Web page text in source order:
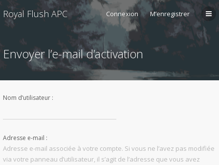
Royal Flush APC Connexion M’enregistrer
Envoyer l’e-mail d’activation
Nom d’utilisateur :
Adresse e-mail :
Adresse e-mail associée à votre compte. Si vous ne l’avez pas modifiée
via votre panneau d’utilisateur, il s’agit de l’adresse que vous avez